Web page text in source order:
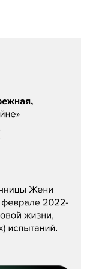
войне»